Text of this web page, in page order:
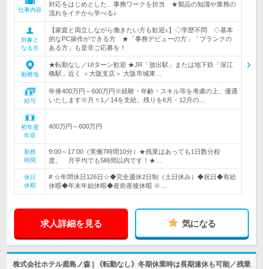
仕事内容
対応をはじめとした、事務ワークを担当 ★製品の知識や業務の
流れをイチから学べる♪
対象と
なる方
【家庭と両立しながら働きたい方も歓迎♪】◇学歴不問 ◇基本
的なPC操作ができる方 ★「事務デビューの方」「ブランクの
ある方」も是非ご応募を！
勤務地
★転勤なし／UIターン歓迎 ★JR「放出駅」または地下鉄「深江
橋駅」近く ＜大阪支店＞ 大阪市城東…
給与
年俸400万円～600万円※経験・年齢・スキル等を考慮の上、優遇
いたします※月々1／14を支給。残りを6月・12月の…
初年度
年収
400万円～600万円
勤務
時間
9:00～17:00（実働7時間10分）★残業はあっても1日数分程
度。 月平均でも5時間以内です！★…
休日
休暇
# ☆年間休日126日☆◆完全週休2日制（土日休み）◆祝日◆有給
休暇◆年末年始休暇◆産前産後休暇 ※…
求人詳細を見る 気になる
株式会社ホテル鹿島ノ森 | 《転勤なし》冬期休業時は長期連休も可能／残業